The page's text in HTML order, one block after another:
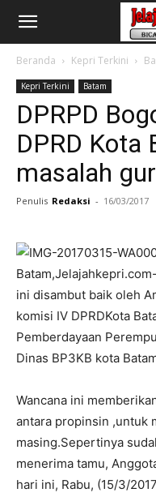
Beranda Kepri Terkini
Kepri Terkini Batam
DPRPD
DPRD Kota
masalah
Penulis Redaksi - 16/03/2017
ini disambut baik oleh
komisi IV DPRDKota
Pemberdayaan
Dinas BP3KB kota
Wancana ini
antara propinsin ,untuk
masing.Sepertinya
menerima tamu,
hari ini, Rabu, (15/3/